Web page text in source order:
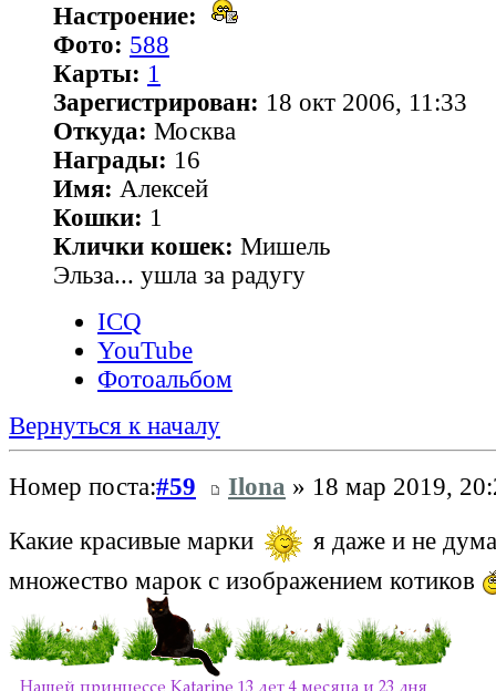
Настроение:
Фото: 588
Карты: 1
Зарегистрирован: 18 окт 2006, 11:33
Откуда: Москва
Награды: 16
Имя: Алексей
Кошки: 1
Клички кошек: Мишель
Эльза... ушла за радугу
ICQ
YouTube
Фотоальбом
Вернуться к началу
Номер поста:#59 Ilona » 18 мар 2019,
Какие красивые марки
я даже и не
множество марок с изображением котиков